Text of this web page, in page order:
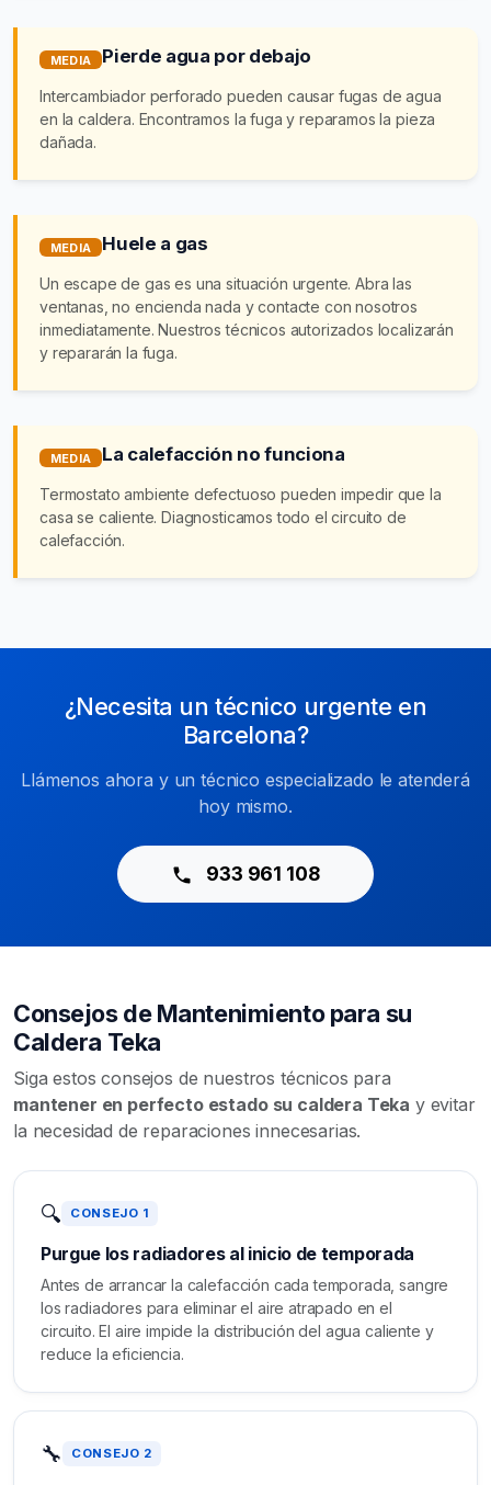
MEDIA Pierde agua por debajo
Intercambiador perforado pueden causar fugas de agua
en la caldera. Encontramos la fuga y reparamos la pieza
dañada.
MEDIA Huele a gas
Un escape de gas es una situación urgente. Abra las
ventanas, no encienda nada y contacte con nosotros
inmediatamente. Nuestros técnicos autorizados localizarán
y repararán la fuga.
MEDIA La calefacción no funciona
Termostato ambiente defectuoso pueden impedir que la
casa se caliente. Diagnosticamos todo el circuito de
calefacción.
¿Necesita un técnico urgente en
Barcelona?
Llámenos ahora y un técnico especializado le atenderá
hoy mismo.
933 961 108
Consejos de Mantenimiento para su
Caldera Teka
Siga estos consejos de nuestros técnicos para
mantener en perfecto estado su caldera Teka y evitar
la necesidad de reparaciones innecesarias.
🔍 CONSEJO 1
Purgue los radiadores al inicio de temporada
Antes de arrancar la calefacción cada temporada, sangre
los radiadores para eliminar el aire atrapado en el
circuito. El aire impide la distribución del agua caliente y
reduce la eficiencia.
🔧 CONSEJO 2